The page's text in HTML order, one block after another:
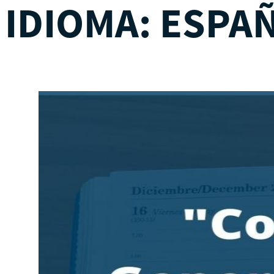
IDIOMA: